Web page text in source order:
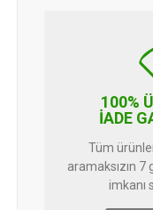
100%
İADE
Tüm
aramaksızın
imkanı